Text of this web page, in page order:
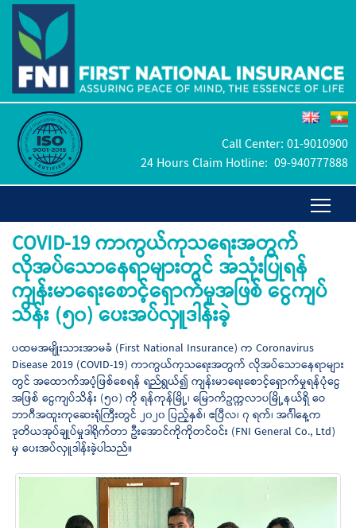
Call Center:01-9010900
24 Hours Claim Hotline: 09-940777888
COVID-19 ကာကွယ်ကုသရေးအတွက်
လိုအပ်သောနေရာများတွင် အသုံးပြုရန်
ကျန်းမာရေးစောင့်ရှောက်မှုအဖြစ် ငွေကျပ်
သိန်း (၅၀) ပေးအပ်လှူဒါန်းခဲ့
ပထမအမျိုးသားအာမခံ (First National Insurance) က Coronavirus
Disease 2019 (COVID-19) ကာကွယ်ကုသရေးအတွက် လိုအပ်သောနေရာများ
တွင် အထောက်အပံ့ဖြစ်စေရန် ရည်ရွယ်၍ ကျန်းမာရေးစောင့်ရှောက်မှုရန်ပုံငွေ
အဖြစ် ငွေကျပ်သိန်း (၅၀) ကို ရန်ကုန်မြို့၊ မြောက်ဥက္ကလာပမြို့နယ်ရှိ ဝေ
ဘာဂီအထူးကုဆေးရုံကြီးတွင် ၂၀၂၀ ပြည့်နှစ်၊ ဧပြီလ၊ ၇ ရက်၊ အင်္ဂါနေ့က
ဒုတိယအုပ်ချုပ်မှုဒါရိုက်တာ ဦးအောင်ကိုကိုတင်ဝင်း (FNI General Co., Ltd)
မှ ပေးအပ်လှူဒါန်းခဲ့ပါသည်။